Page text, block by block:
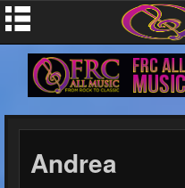
Andrea